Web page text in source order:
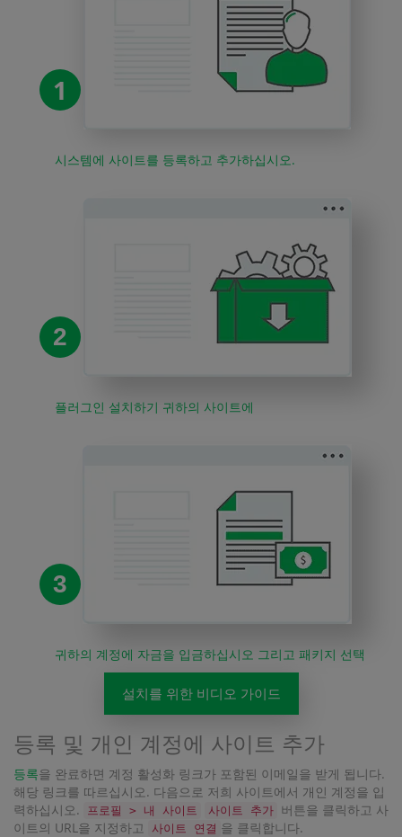
1
시스템에 사이트를 등록하고 추가하십시오.
2
플러그인 설치하기 귀하의 사이트에
3
귀하의 계정에 자금을 입금하십시오 그리고 패키지 선택
설치를 위한 비디오 가이드
등록 및 개인 계정에 사이트 추가
등록을 완료하면 계정 활성화 링크가 포함된 이메일을 받게 됩니다.
해당 링크를 따르십시오. 다음으로 저희 사이트에서 개인 계정을 입
력하십시오.
프로필 > 내 사이트 사이트 추가 버튼을 클릭하고 사
이트의 URL을 지정하고
사이트 연결 을 클릭합니다.